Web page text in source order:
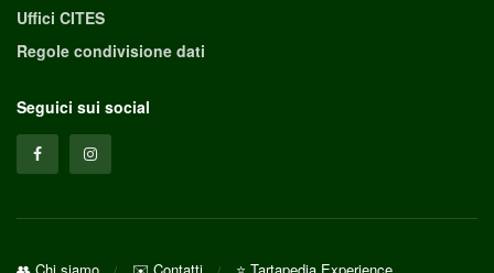
Uffici CITES
Regole condivisione dati
Seguici sui social